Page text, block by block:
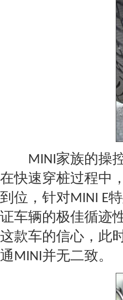
MINI家族的操
在快速穿桩过程中
到位，针对MINI E
证车辆的极佳循迹
这款车的信心，此
通 MINI并无二致。